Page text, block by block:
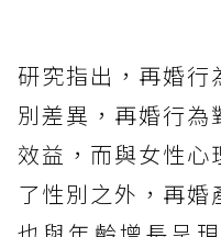
研究指出，再婚行
別差異，再婚行為
效益，而與女性心
了性別之外，再